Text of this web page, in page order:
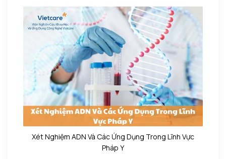
Xét Nghiệm ADN Và Các Ứng Dụng Trong Lĩnh Vực
Pháp Y